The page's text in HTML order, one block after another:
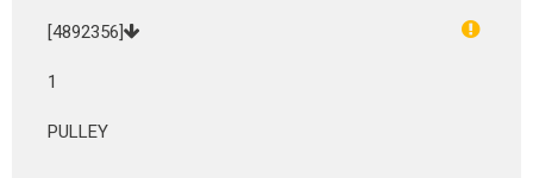
[4892356]
1
PULLEY